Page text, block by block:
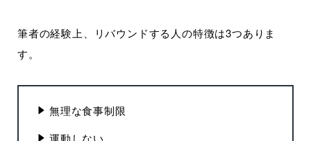
筆者の経験上、リバウンドする人の特徴は3つありま
す。
無理な食事制限
運動しない